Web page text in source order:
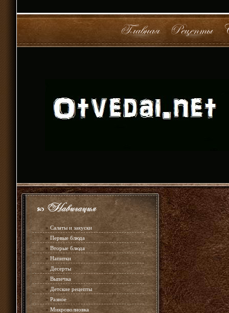
» Салаты и закуски
» Первые блюда
» Вторые блюда
» Напитки
»Десерты
» Выпечка
» Детские рецепты
» Разное
» Микроволновка